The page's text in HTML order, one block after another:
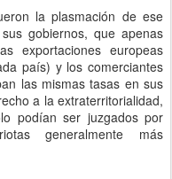
la plasmación de ese
gobiernos, que apenas
exportaciones europeas
país) y los comerciantes
las mismas tasas en sus
a la extraterritorialidad,
podían ser juzgados por
generalmente más